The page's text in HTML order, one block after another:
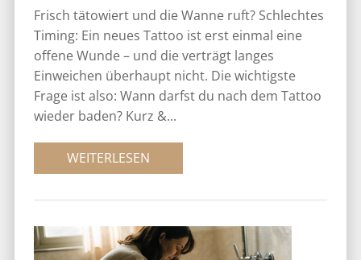
Frisch tätowiert und die Wanne ruft? Schlechtes
Timing: Ein neues Tattoo ist erst einmal eine
offene Wunde – und die verträgt langes
Einweichen überhaupt nicht. Die wichtigste
Frage ist also: Wann darfst du nach dem Tattoo
wieder baden? Kurz &...
WEITERLESEN